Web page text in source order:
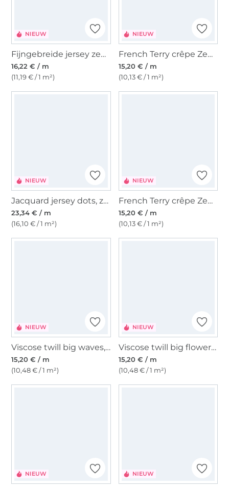
NIEUW
Fijngebreide jersey zebra, crèmekleurig
16,22 € / m
(11,19 € / 1 m²)
NIEUW
French Terry crêpe Zebra, blauwpaars
15,20 € / m
(10,13 € / 1 m²)
NIEUW
Jacquard jersey dots, zwart
23,34 € / m
(16,10 € / 1 m²)
NIEUW
French Terry crêpe Zebra, petrol
15,20 € / m
(10,13 € / 1 m²)
NIEUW
Viscose twill big waves, magenta
15,20 € / m
(10,48 € / 1 m²)
NIEUW
Viscose twill big flowers, magenta
15,20 € / m
(10,48 € / 1 m²)
NIEUW NIEUW